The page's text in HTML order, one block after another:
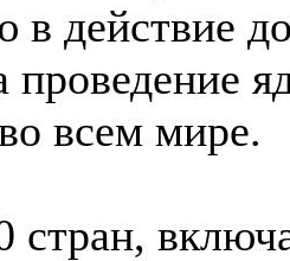
в действие
проведение
всем мире.
стран,